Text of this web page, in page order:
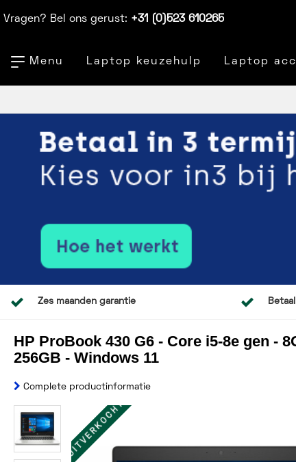
Vragen? Bel ons gerust: +31 (0)523 610265
Menu Laptop keuzehulp Laptop
Zes maanden garantie
HP ProBook 430 G6 - Core i5-8e gen -
256GB - Windows 11
Complete productinformatie
UITVERKOCHT